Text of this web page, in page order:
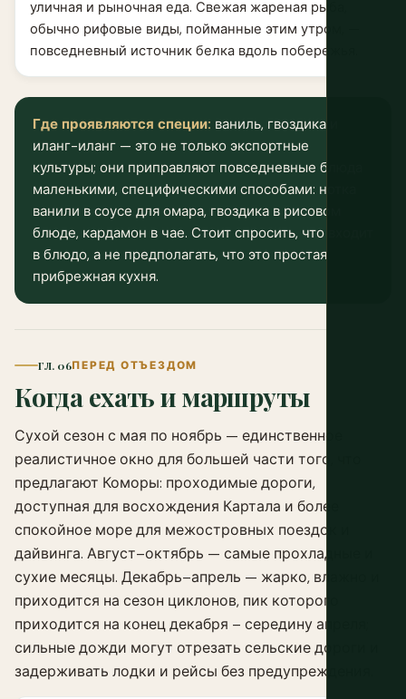
уличная и рыночная еда. Свежая жареная рыба,
обычно рифовые виды, пойманные этим утром, —
повседневный источник белка вдоль побережья.
Где проявляются специи: ваниль, гвоздика и
иланг-иланг — это не только экспортные
культуры; они приправляют повседневные блюда
маленькими, специфическими способами: нотка
ванили в соусе для омара, гвоздика в рисовом
блюде, кардамон в чае. Стоит спросить, что входит
в блюдо, а не предполагать, что это простая
прибрежная кухня.
ГЛ. 06ПЕРЕД ОТЪЕЗДОМ
Когда ехать и маршруты
Сухой сезон с мая по ноябрь — единственное
реалистичное окно для большей части того, что
предлагают Коморы: проходимые дороги,
доступная для восхождения Картала и более
спокойное море для межостровных поездок и
дайвинга. Август–октябрь — самые прохладные и
сухие месяцы. Декабрь–апрель — жарко, влажно и
приходится на сезон циклонов, пик которого
приходится на конец декабря – середину апреля;
сильные дожди могут отрезать сельские дороги и
задерживать лодки и рейсы без предупреждения.